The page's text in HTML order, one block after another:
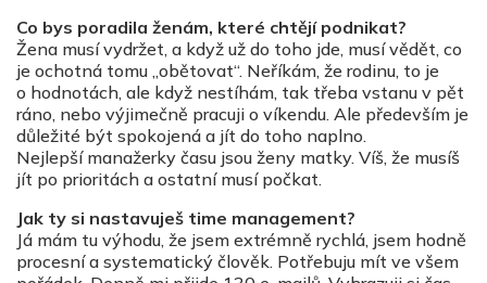
Co bys poradila ženám, které chtějí podnikat?
Žena musí vydržet, a když už do toho jde, musí vědět, co
je ochotná tomu „obětovat“. Neříkám, že rodinu, to je
o hodnotách, ale když nestíhám, tak třeba vstanu v pět
ráno, nebo výjimečně pracuji o víkendu. Ale především je
důležité být spokojená a jít do toho naplno.
Nejlepší manažerky času jsou ženy matky. Víš, že musíš
jít po prioritách a ostatní musí počkat.
Jak ty si nastavuješ time management?
Já mám tu výhodu, že jsem extrémně rychlá, jsem hodně
procesní a systematický člověk. Potřebuju mít ve všem